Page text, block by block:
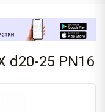
d20-25 PN16